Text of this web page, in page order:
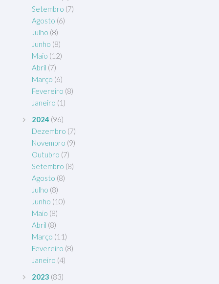
Setembro (7)
Agosto (6)
Julho (8)
Junho (8)
Maio (12)
Abril (7)
Março (6)
Fevereiro (8)
Janeiro (1)
2024 (96)
Dezembro (7)
Novembro (9)
Outubro (7)
Setembro (8)
Agosto (8)
Julho (8)
Junho (10)
Maio (8)
Abril (8)
Março (11)
Fevereiro (8)
Janeiro (4)
2023 (83)